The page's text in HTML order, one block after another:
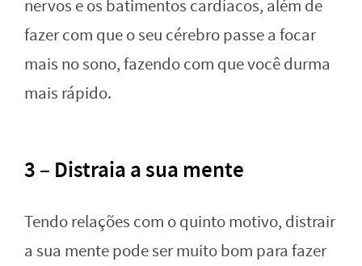
nervos e os batimentos cardíacos, além de
fazer com que o seu cérebro passe a focar
mais no sono, fazendo com que você durma
mais rápido.
3 – Distraia a sua mente
Tendo relações com o quinto motivo, distrair
a sua mente pode ser muito bom para fazer